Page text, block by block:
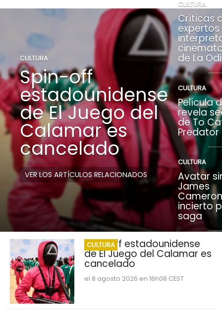
CULTURA
Spin-off
estadounidense
de El Juego del
Calamar es
cancelado
VER LOS ARTÍCULOS RELACIONADOS
CULTURA
Críticas
expertos
de La
CULTURA
Película
revela
de To
Predator
CULTURA
Avatar
James
incierto
saga
CULTURA
Spin-off estadounidense
de El Juego del Calamar es
cancelado
el 8 agosto 2026 en 16h08 CEST